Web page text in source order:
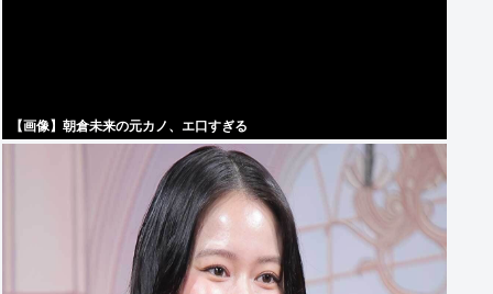
【画像】朝倉未来の元カノ、エ口すぎる